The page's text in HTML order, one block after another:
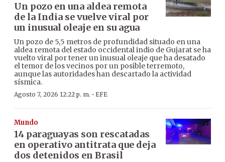
Un pozo en una aldea remota
de la India se vuelve viral por
un inusual oleaje en su agua
Un pozo de 5,5 metros de profundidad situado en una
aldea remota del estado occidental indio de Gujarat se ha
vuelto viral por tener un inusual oleaje que ha desatado
el temor de los vecinos por un posible terremoto,
aunque las autoridades han descartado la actividad
sísmica.
Agosto 7, 2026 12:22 p. m. · EFE
Mundo
14 paraguayas son rescatadas
en operativo antitrata que deja
dos detenidos en Brasil